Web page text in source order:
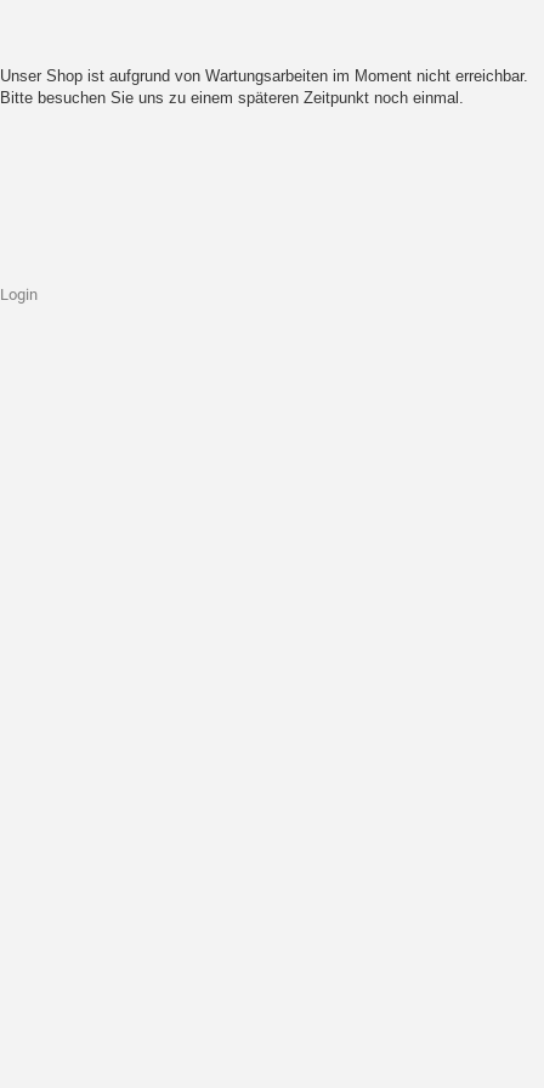
Unser Shop ist aufgrund von Wartungsarbeiten im Moment nicht erreichbar.
Bitte besuchen Sie uns zu einem späteren Zeitpunkt noch einmal.
Login